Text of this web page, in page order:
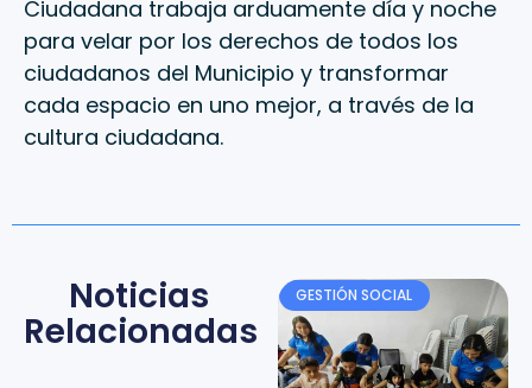
Ciudadana trabaja arduamente día y noche
para velar por los derechos de todos los
ciudadanos del Municipio y transformar
cada espacio en uno mejor, a través de la
cultura ciudadana.
Noticias
Relacionadas
GESTIÓN SOCIAL